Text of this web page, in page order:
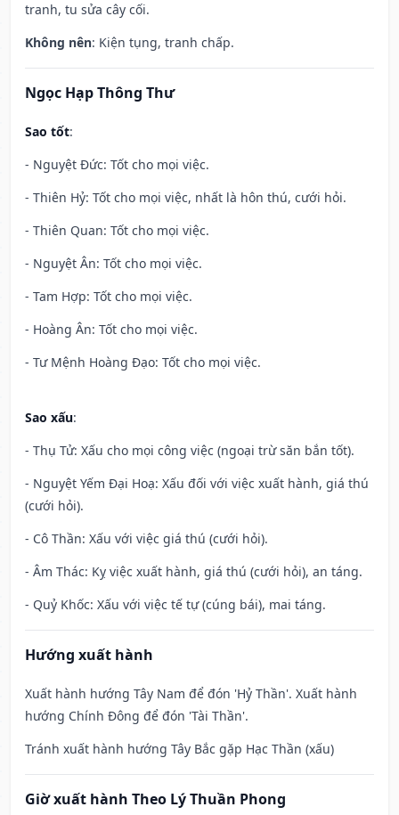
tranh, tu sửa cây cối.
Không nên: Kiện tụng, tranh chấp.
Ngọc Hạp Thông Thư
Sao tốt:
- Nguyệt Đức: Tốt cho mọi việc.
- Thiên Hỷ: Tốt cho mọi việc, nhất là hôn thú, cưới hỏi.
- Thiên Quan: Tốt cho mọi việc.
- Nguyệt Ân: Tốt cho mọi việc.
- Tam Hợp: Tốt cho mọi việc.
- Hoàng Ân: Tốt cho mọi việc.
- Tư Mệnh Hoàng Đạo: Tốt cho mọi việc.
Sao xấu:
- Thụ Tử: Xấu cho mọi công việc (ngoại trừ săn bắn tốt).
- Nguyệt Yếm Đại Hoạ: Xấu đối với việc xuất hành, giá thú
(cưới hỏi).
- Cô Thần: Xấu với việc giá thú (cưới hỏi).
- Âm Thác: Kỵ việc xuất hành, giá thú (cưới hỏi), an táng.
- Quỷ Khốc: Xấu với việc tế tự (cúng bái), mai táng.
Hướng xuất hành
Xuất hành hướng Tây Nam để đón 'Hỷ Thần'. Xuất hành
hướng Chính Đông để đón 'Tài Thần'.
Tránh xuất hành hướng Tây Bắc gặp Hạc Thần (xấu)
Giờ xuất hành Theo Lý Thuần Phong